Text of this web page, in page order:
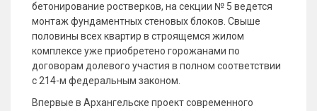
бетонирование ростверков, на секции № 5 ведется
монтаж фундаментных стеновых блоков. Свыше
половины всех квартир в строящемся жилом
комплексе уже приобретено горожанами по
договорам долевого участия в полном соответствии
с 214-м федеральным законом.
Впервые в Архангельске проект современного